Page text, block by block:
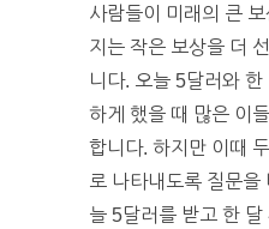
사람들이 미래의 큰
지는 작은 보상을 더
니다. 오늘 5달러와
하게 했을 때 많은 이
합니다. 하지만 이때
로 나타내도록 질문을
늘 5달러를 받고 한